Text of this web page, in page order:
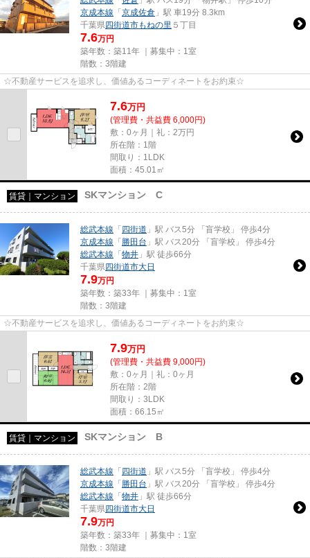
京成本線 「京成佐倉 」駅 車19分 8.3km
千葉県四街道市もねの里 ５丁目
7.6万円
築年数：築11年 ｜募集中： 1室
階数：3階建
☆不動産サービスを追求し、価値あるコーディネートをお約束☆
7.6万円
(管理費・共益費 6,000円)
敷：0ヶ月｜礼：2万円
所在階：1階
間取り：1LDK
面積：45.01㎡
賃貸｜マンション SKマンション C
総武本線 「四街道 」駅 バス5分 「盲学校」 停歩4分
京成本線 「勝田台 」駅 バス20分 「盲学校」 停歩4分
総武本線 「物井 」駅 徒歩66分
千葉県四街道市大日
7.9万円
築年数：築33年 ｜募集中： 1室
階数：3階建
☆不動産サービスを追求し、価値あるコーディネートをお約束☆
7.9万円
(管理費・共益費 9,000円)
敷：0ヶ月｜礼：0ヶ月
所在階：2階
間取り：3LDK
面積：66.15㎡
賃貸｜マンション SKマンション B
総武本線 「四街道 」駅 バス5分 「盲学校」 停歩4分
京成本線 「勝田台 」駅 バス20分 「盲学校」 停歩4分
総武本線 「物井 」駅 徒歩66分
千葉県四街道市大日
7.9万円
築年数：築33年 ｜募集中： 1室
階数：3階建